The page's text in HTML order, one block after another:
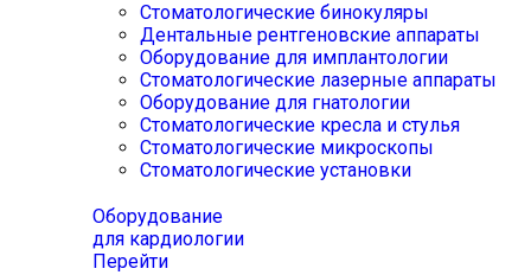
Стоматологические бинокуляры
Дентальные рентгеновские аппараты
Оборудование для имплантологии
Стоматологические лазерные аппараты
Оборудование для гнатологии
Стоматологические кресла и стулья
Стоматологические микроскопы
Стоматологические установки
Оборудование
для кардиологии
Перейти